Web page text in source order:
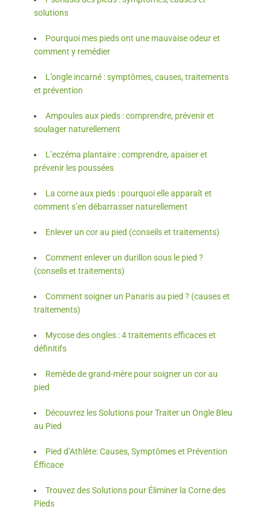
solutions
Pourquoi mes pieds ont une mauvaise odeur et
comment y remédier
L’ongle incarné : symptômes, causes, traitements
et prévention
Ampoules aux pieds : comprendre, prévenir et
soulager naturellement
L’eczéma plantaire : comprendre, apaiser et
prévenir les poussées
La corne aux pieds : pourquoi elle apparaît et
comment s’en débarrasser naturellement
Enlever un cor au pied (conseils et traitements)
Comment enlever un durillon sous le pied ?
(conseils et traitements)
Comment soigner un Panaris au pied ? (causes et
traitements)
Mycose des ongles : 4 traitements efficaces et
définitifs
Remède de grand-mère pour soigner un cor au
pied
Découvrez les Solutions pour Traiter un Ongle Bleu
au Pied
Pied d’Athlète: Causes, Symptômes et Prévention
Éfficace
Trouvez des Solutions pour Éliminer la Corne des
Pieds